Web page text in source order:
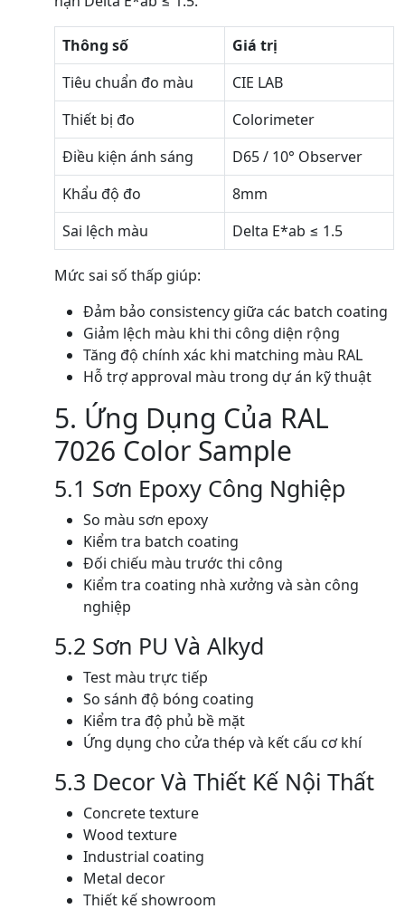
Thông số
Giá trị
Tiêu chuẩn đo màu
CIE LAB
Thiết bị đo
Colorimeter
Điều kiện ánh sáng
D65 / 10° Observer
Khẩu độ đo
8mm
Sai lệch màu
Delta E*ab ≤ 1.5
Mức sai số thấp giúp:
Đảm bảo consistency giữa các batch coating
Giảm lệch màu khi thi công diện rộng
Tăng độ chính xác khi matching màu RAL
Hỗ trợ approval màu trong dự án kỹ thuật
5. Ứng Dụng Của RAL
7026 Color Sample
5.1 Sơn Epoxy Công Nghiệp
So màu sơn epoxy
Kiểm tra batch coating
Đối chiếu màu trước thi công
Kiểm tra coating nhà xưởng và sàn công
nghiệp
5.2 Sơn PU Và Alkyd
Test màu trực tiếp
So sánh độ bóng coating
Kiểm tra độ phủ bề mặt
Ứng dụng cho cửa thép và kết cấu cơ khí
5.3 Decor Và Thiết Kế Nội Thất
Concrete texture
Wood texture
Industrial coating
Metal decor
Thiết kế showroom